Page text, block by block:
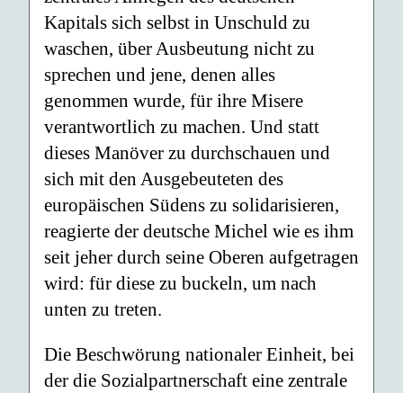
Kapitals sich selbst in Unschuld zu
waschen, über Ausbeutung nicht zu
sprechen und jene, denen alles
genommen wurde, für ihre Misere
verantwortlich zu machen. Und statt
dieses Manöver zu durchschauen und
sich mit den Ausgebeuteten des
europäischen Südens zu solidarisieren,
reagierte der deutsche Michel wie es ihm
seit jeher durch seine Oberen aufgetragen
wird: für diese zu buckeln, um nach
unten zu treten.
Die Beschwörung nationaler Einheit, bei
der die Sozialpartnerschaft eine zentrale